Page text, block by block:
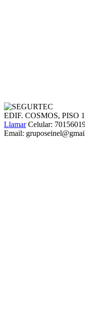
EDIF. COSMOS, PISO
Llamar Celular:
Email: